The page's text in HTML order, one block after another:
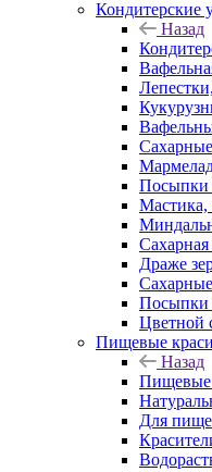
Кондитерские
Назад
Мастика,
Сахарная
Драже
Посыпки
Цветной
Пищевые
Назад
Пищевые
Для